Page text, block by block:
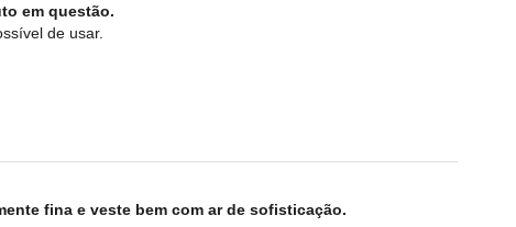
em questão.
de usar.
fina e veste bem com ar de sofisticação.